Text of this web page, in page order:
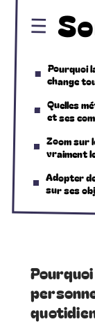
Pourquoi
change
Quelles
et ses
Zoom sur
vraiment
Adopter
sur ses